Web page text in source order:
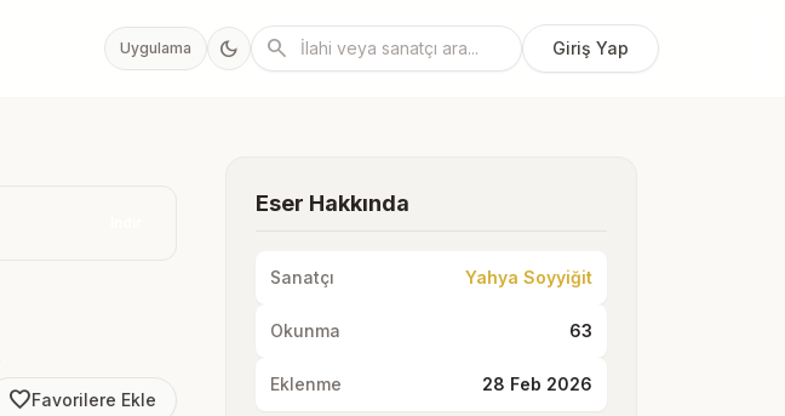
Uygulama dark_mode search Giriş Yap
favorite_borderFavorilere Ekle
Eser Hakkında
Sanatçı Yahya Soyyiğit
Okunma 63
Eklenme 28 Feb 2026